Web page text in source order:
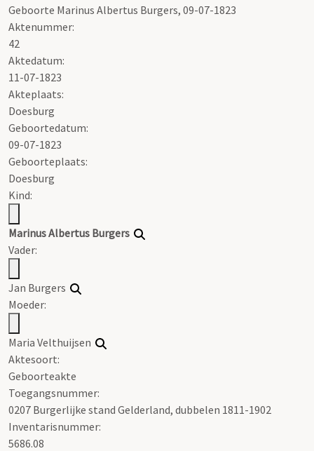
Geboorte Marinus Albertus Burgers, 09-07-1823
Aktenummer:
42
Aktedatum:
11-07-1823
Akteplaats:
Doesburg
Geboortedatum:
09-07-1823
Geboorteplaats:
Doesburg
Kind:
Marinus Albertus Burgers
Vader:
Jan Burgers
Moeder:
Maria Velthuijsen
Aktesoort:
Geboorteakte
Toegangsnummer:
0207 Burgerlijke stand Gelderland, dubbelen 1811-1902
Inventarisnummer:
5686.08